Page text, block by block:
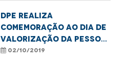
DPE realiza
comemoração ao Dia de
Valorização da Pessoa
Idosa
02/10/2019